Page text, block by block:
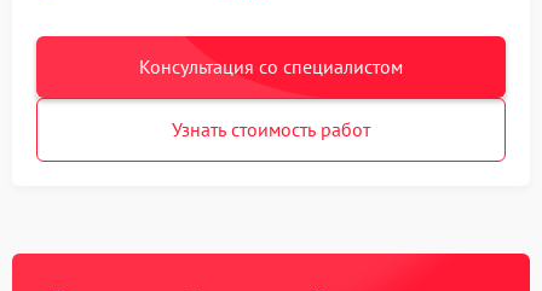
Консультация со специалистом
Узнать стоимость работ